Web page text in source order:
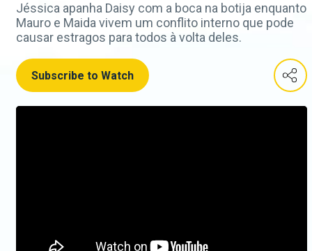
Jéssica apanha Daisy com a boca na botija enquanto
Mauro e Maida vivem um conflito interno que pode
causar estragos para todos à volta deles.
Subscribe to Watch